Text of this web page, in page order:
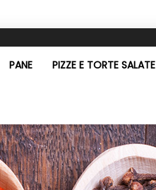
PANE PIZZE E TORTE SALATE